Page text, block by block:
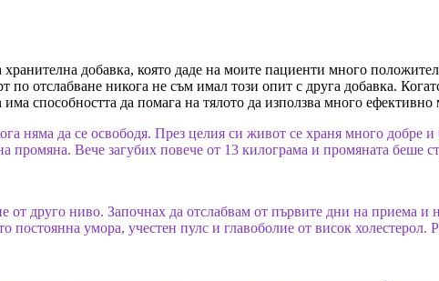
добавка, която даде на моите пациенти много
по отслабване никога не съм имал този опит с друга добавка.
способността да помага на тялото да използва много ефективно
няма да се освободя. През целия си живот се храня много добре
промяна. Вече загубих повече от 13 килограма и промяната беше
от друго ниво. Започнах да отслабвам от първите дни на приема
умора, учестен пулс и главоболие от висок холестерол.